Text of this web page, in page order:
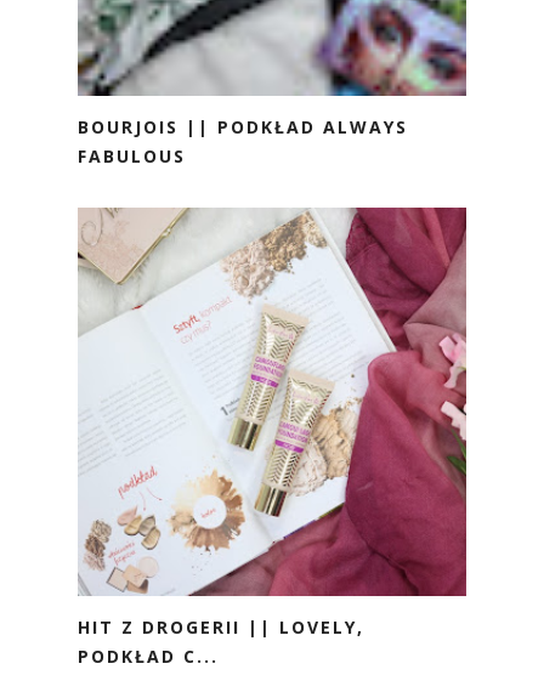
BOURJOIS || PODKŁAD ALWAYS
FABULOUS
HIT Z DROGERII || LOVELY,
PODKŁAD C...